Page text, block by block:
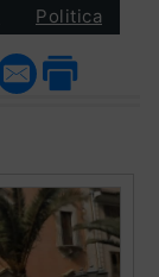
Politica